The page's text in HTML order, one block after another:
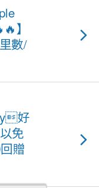
】
數/
好
免
贈